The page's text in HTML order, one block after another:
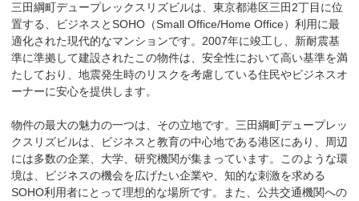
三田綱町デュープレックスリズビルは、東京都港区三田2丁目に位
置する、ビジネスとSOHO（Small Office/Home Office）利用に最
適化された現代的なマンションです。2007年に竣工し、新耐震基
準に準拠して建設されたこの物件は、安全性において高い基準を満
たしており、地震発生時のリスクを考慮している住民やビジネスオ
ーナーに安心を提供します。
物件の最大の魅力の一つは、その立地です。三田綱町デュープレッ
クスリズビルは、ビジネスと教育の中心地である港区にあり、周辺
には多数の企業、大学、研究機関が集まっています。このような環
境は、ビジネスの機会を広げたい企業や、知的な刺激を求める
SOHO利用者にとって理想的な場所です。また、公共交通機関への